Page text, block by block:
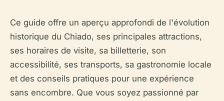
Ce guide offre un aperçu approfondi de l'évolution
historique du Chiado, ses principales attractions,
ses horaires de visite, sa billetterie, son
accessibilité, ses transports, sa gastronomie locale
et des conseils pratiques pour une expérience
sans encombre. Que vous soyez passionné par